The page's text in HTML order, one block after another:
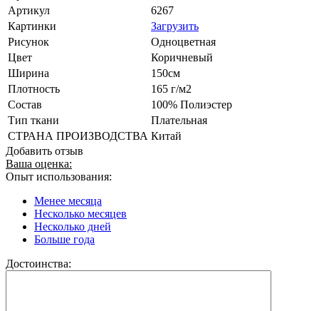
Артикул
6267
Картинки
Загрузить
Рисунок
Одноцветная
Цвет
Коричневый
Ширина
150см
Плотность
165 г/м2
Состав
100% Полиэстер
Тип ткани
Плательная
СТРАНА ПРОИЗВОДСТВА Китай
Добавить отзыв
Ваша оценка:
Опыт использования:
Менее месяца
Несколько месяцев
Несколько дней
Больше года
Достоинства: